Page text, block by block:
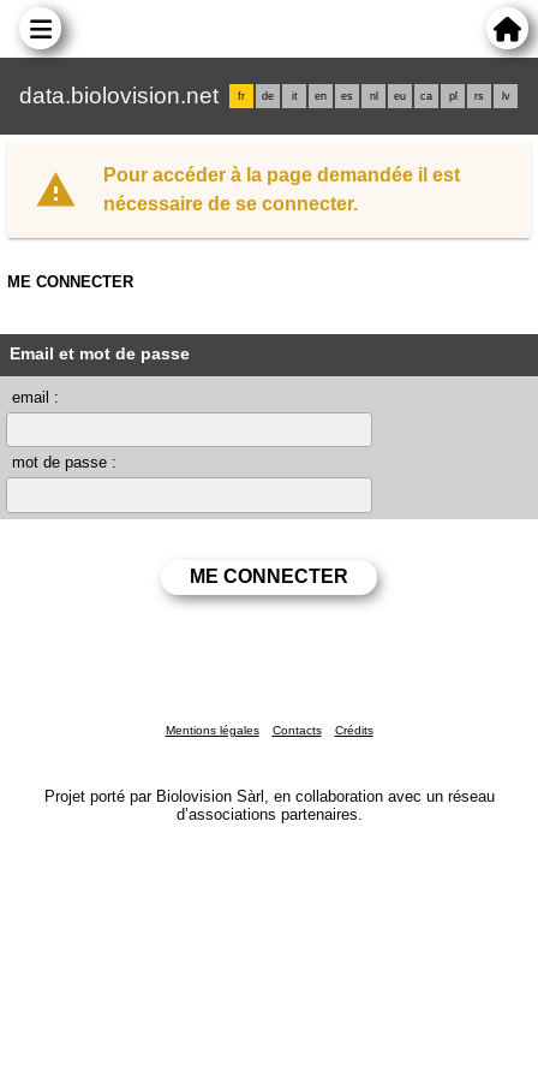
data.biolovision.net fr de it en es nl eu ca pl rs lv
Pour accéder à la page demandée il est
nécessaire de se connecter.
ME CONNECTER
Email et mot de passe
email :
mot de passe :
Mentions légales Contacts Crédits
Projet porté par Biolovision Sàrl, en collaboration avec un réseau
d’associations partenaires.